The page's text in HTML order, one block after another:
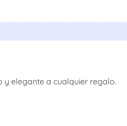
elegante a cualquier regalo.